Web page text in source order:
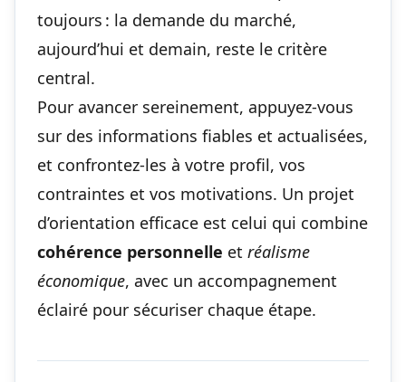
toujours : la demande du marché,
aujourd’hui et demain, reste le critère
central.
Pour avancer sereinement, appuyez-vous
sur des informations fiables et actualisées,
et confrontez-les à votre profil, vos
contraintes et vos motivations. Un projet
d’orientation efficace est celui qui combine
cohérence personnelle et réalisme
économique, avec un accompagnement
éclairé pour sécuriser chaque étape.